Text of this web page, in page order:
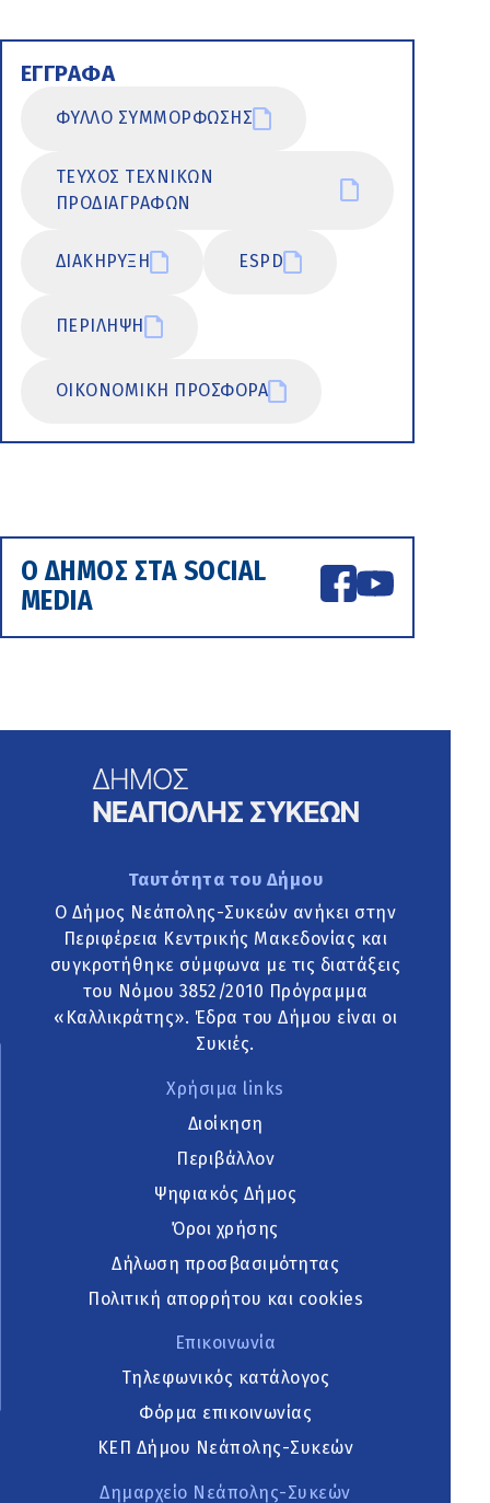
ΕΓΓΡΑΦΑ
ΦΥΛΛΟ ΣΥΜΜΟΡΦΩΣΗΣ
ΤΕΥΧΟΣ ΤΕΧΝΙΚΩΝ
ΠΡΟΔΙΑΓΡΑΦΩΝ
ΔΙΑΚΗΡΥΞΗ ESPD
ΠΕΡΙΛΗΨΗ
ΟΙΚΟΝΟΜΙΚΗ ΠΡΟΣΦΟΡΑ
Ο ΔΗΜΟΣ ΣΤΑ SOCIAL
MEDIA
Ταυτότητα του Δήμου
Ο Δήμος Νεάπολης-Συκεών ανήκει στην
Περιφέρεια Κεντρικής Μακεδονίας και
συγκροτήθηκε σύμφωνα με τις διατάξεις
του Νόμου 3852/2010 Πρόγραμμα
«Καλλικράτης». Έδρα του Δήμου είναι οι
Συκιές.
Χρήσιμα links
Διοίκηση
Περιβάλλον
Ψηφιακός Δήμος
Όροι χρήσης
Δήλωση προσβασιμότητας
Πολιτική απορρήτου και cookies
Επικοινωνία
Τηλεφωνικός κατάλογος
Φόρμα επικοινωνίας
ΚΕΠ Δήμου Νεάπολης-Συκεών
Δημαρχείο Νεάπολης-Συκεών